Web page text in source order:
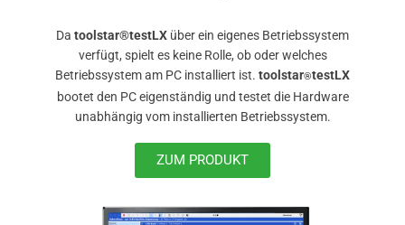
Da toolstar®testLX über ein eigenes Betriebssystem
verfügt, spielt es keine Rolle, ob oder welches
Betriebssystem am PC installiert ist. toolstar®testLX
bootet den PC eigenständig und testet die Hardware
unabhängig vom installierten Betriebssystem.
ZUM PRODUKT